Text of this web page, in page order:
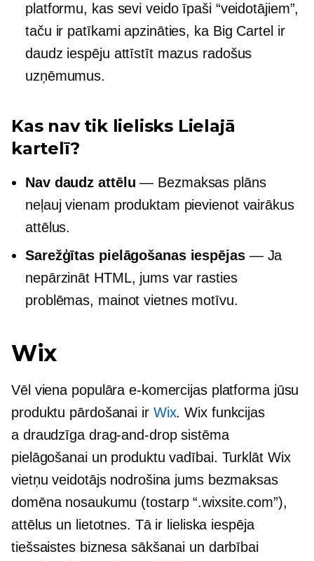
platformu, kas sevi veido īpaši “veidotājiem”,
taču ir patīkami apzināties, ka Big Cartel ir
daudz iespēju attīstīt mazus radošus
uzņēmumus.
Kas nav tik lielisks Lielajā
kartelī?
Nav daudz attēlu — Bezmaksas plāns
neļauj vienam produktam pievienot vairākus
attēlus.
Sarežģītas pielāgošanas iespējas— Ja
nepārzināt HTML, jums var rasties
problēmas, mainot vietnes motīvu.
Wix
Vēl viena populāra e-komercijas platforma jūsu
produktu pārdošanai ir Wix. Wix funkcijas
a draudzīga drag-and-dropsistēma
pielāgošanai un produktu vadībai. Turklāt Wix
vietņu veidotājs nodrošina jums bezmaksas
domēna nosaukumu (tostarp “.wixsite.com”),
attēlus un lietotnes. Tā ir lieliska iespēja
tiešsaistes biznesa sākšanai un darbībai